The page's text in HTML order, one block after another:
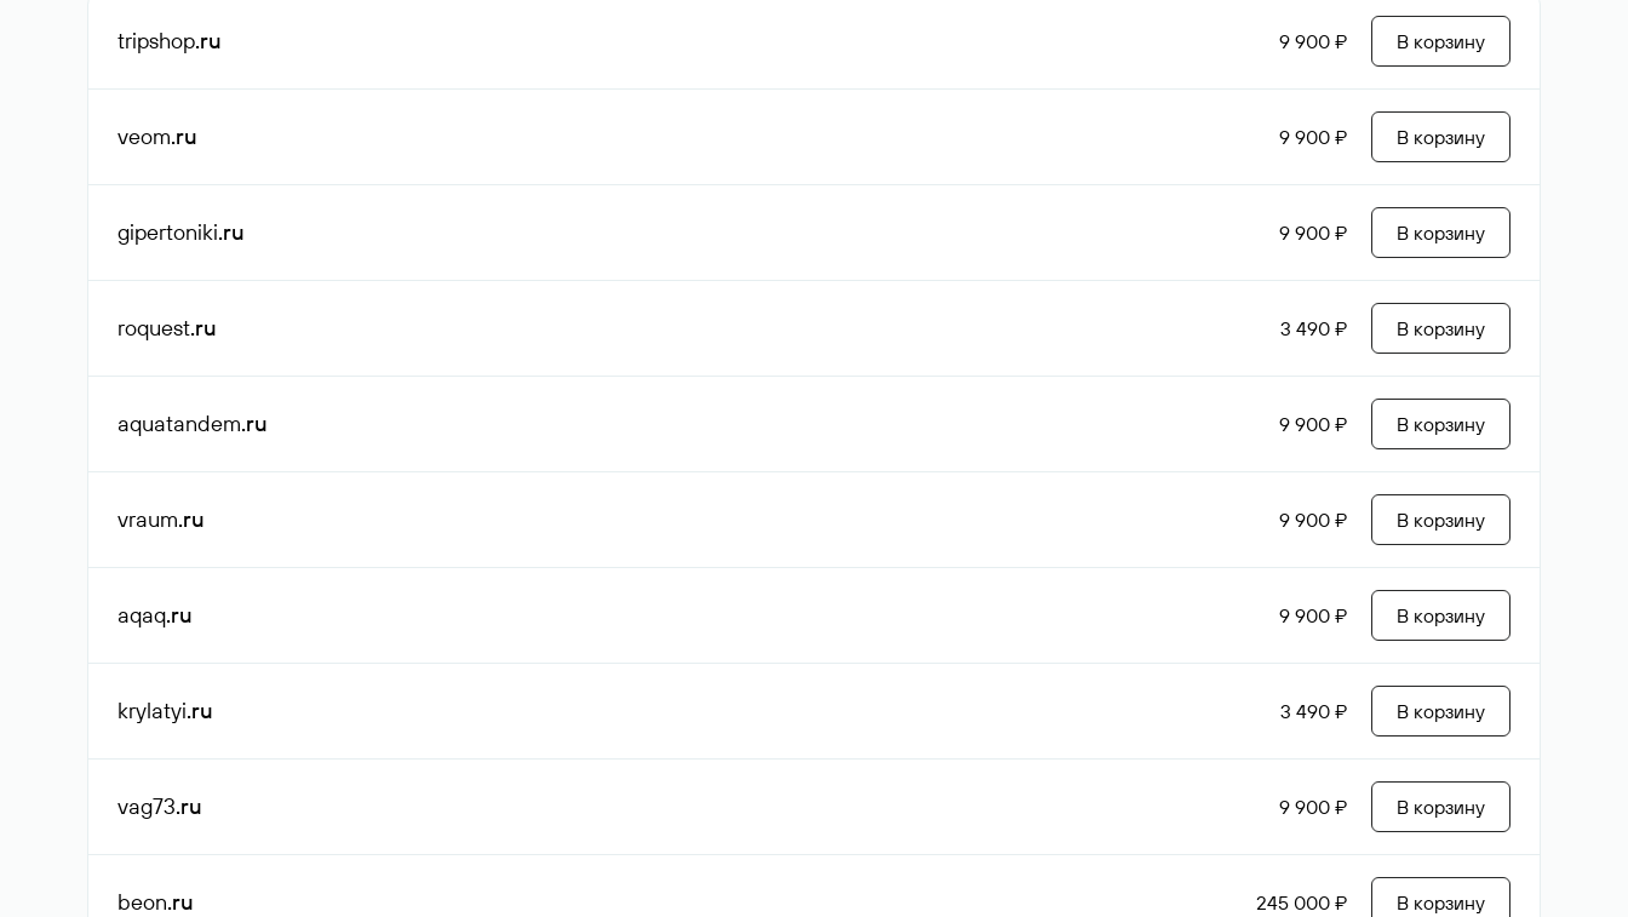
tripshop.ru 9 900 ₽ В корзину
veom.ru 9 900 ₽ В корзину
gipertoniki.ru 9 900 ₽ В корзину
roquest.ru 3 490 ₽ В корзину
aquatandem.ru 9 900 ₽ В корзину
vraum.ru 9 900 ₽ В корзину
aqaq.ru 9 900 ₽ В корзину
krylatyi.ru 3 490 ₽ В корзину
vag73.ru 9 900 ₽ В корзину
beon.ru 245 000 ₽ В корзину